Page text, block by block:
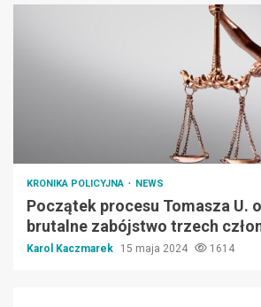
KRONIKA POLICYJNA NEWS
Początek procesu Tomasza U.
brutalne zabójstwo trzech
Karol Kaczmarek 15 maja 2024 1614